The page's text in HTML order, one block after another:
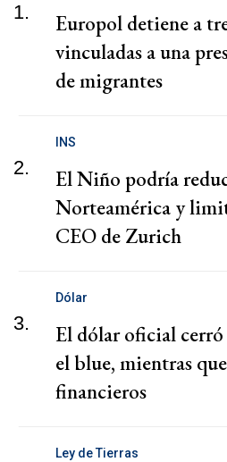
1.
Europol detiene a
vinculadas a una
de migrantes
2.
INS
El Niño podría
Norteamérica y
CEO de Zurich
3.
Dólar
El dólar oficial
el blue, mientras
financieros
Ley de Tierras